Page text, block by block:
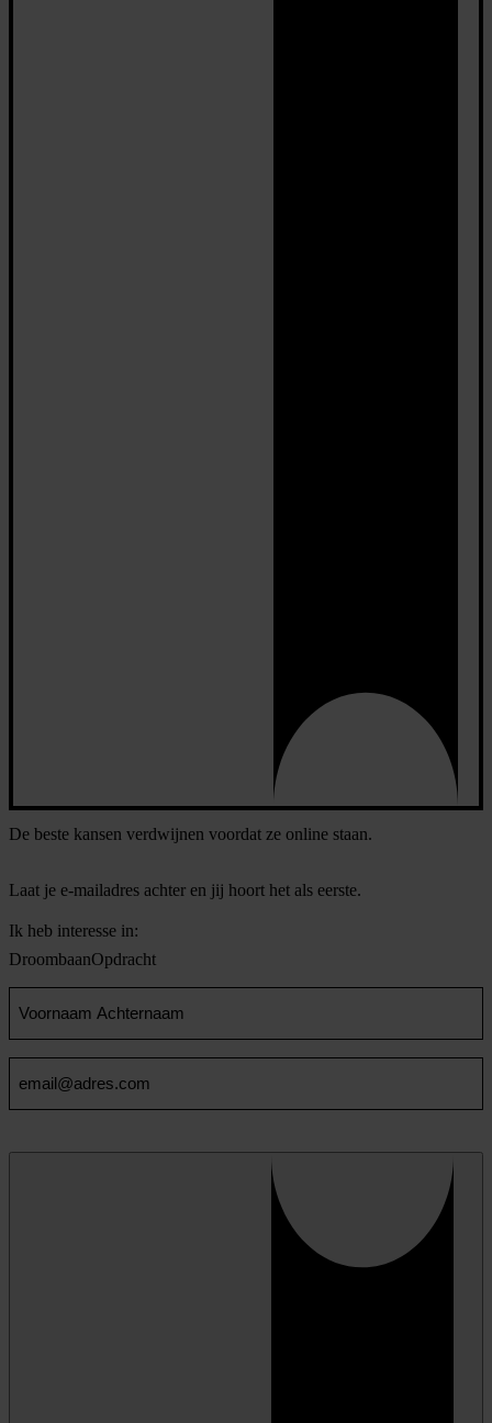
De beste kansen verdwijnen voordat ze online staan.
Laat je e-mailadres achter en jij hoort het als eerste.
Ik heb interesse in:
DroombaanOpdracht
en
Achternaam
(Vereist)